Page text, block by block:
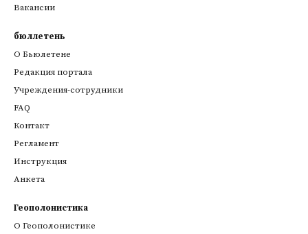
Вакансии
бюллетень
О Бьюлетене
Редакция портала
Учреждения-сотрудники
FAQ
Контакт
Регламент
Инструкция
Анкета
Геополонистика
О Геополонистике